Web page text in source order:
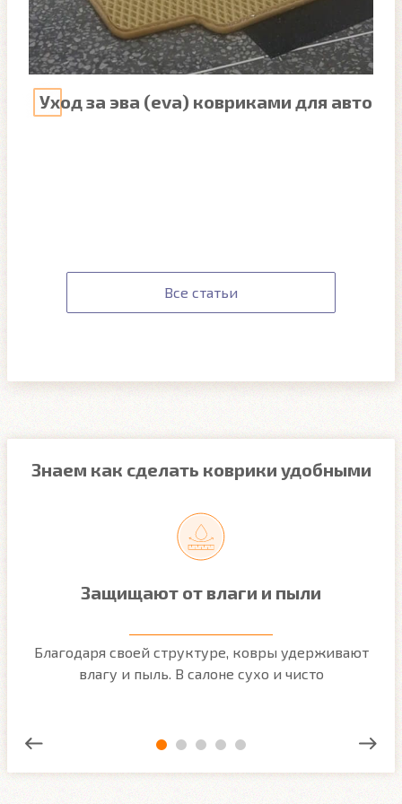
Уход за эва (eva) ковриками для авто
Все статьи
Знаем как сделать коврики удобными
Защищают от влаги и пыли
Благодаря своей структуре, ковры удерживают
влагу и пыль. В салоне сухо и чисто